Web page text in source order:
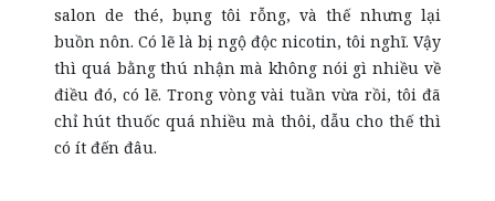
salon de thé, bụng tôi rỗng, và thế nhưng lại
buồn nôn. Có lẽ là bị ngộ độc nicotin, tôi nghĩ. Vậy
thì quá bằng thú nhận mà không nói gì nhiều về
điều đó, có lẽ. Trong vòng vài tuần vừa rồi, tôi đã
chỉ hút thuốc quá nhiều mà thôi, dẫu cho thế thì
có ít đến đâu.